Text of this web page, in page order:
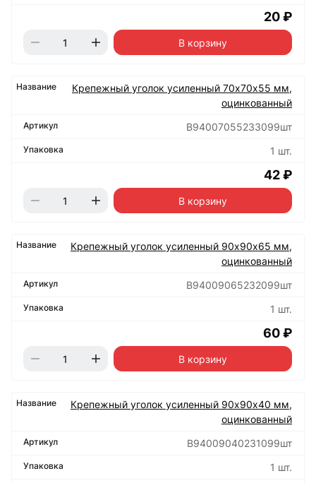
20 ₽
В корзину
Крепежный уголок усиленный 70х70х55 мм,
оцинкованный
B94007055233099шт
1 шт.
42 ₽
В корзину
Крепежный уголок усиленный 90х90х65 мм,
оцинкованный
B94009065232099шт
1 шт.
60 ₽
В корзину
Крепежный уголок усиленный 90х90х40 мм,
оцинкованный
B94009040231099шт
1 шт.